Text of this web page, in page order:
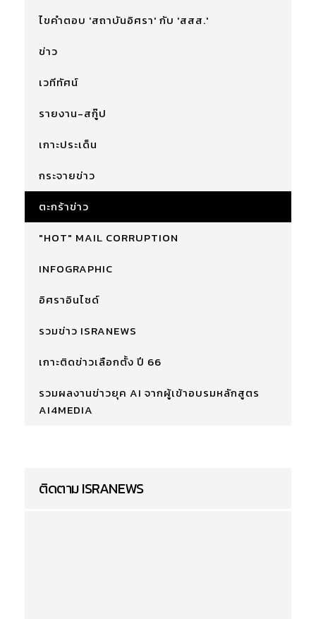
ไขคำตอบ 'สถาบันอิศรา' กับ 'สสส.'
ข่าว
เวทีทัศน์
รายงาน-สกู๊ป
เกาะประเด็น
กระจายข่าว
ตะกร้าข่าว
"HOT" MAIL CORRUPTION
INFOGRAPHIC
อิศราอินไซด์
รวมข่าว ISRANEWS
เกาะติดข่าวเลือกตั้ง ปี 66
รวมผลงานข่าวยุค AI จากผู้เข้าอบรมหลักสูตร
AI4MEDIA
ติดตาม ISRANEWS